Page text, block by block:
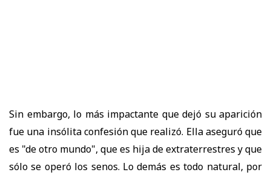
Sin embargo, lo más impactante que dejó su aparición
fue una insólita confesión que realizó. Ella aseguró que
es "de otro mundo", que es hija de extraterrestres y que
sólo se operó los senos. Lo demás es todo natural, por